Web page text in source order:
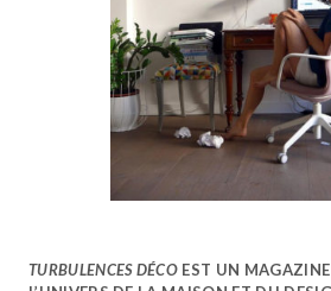
TURBULENCES DÉCO EST UN